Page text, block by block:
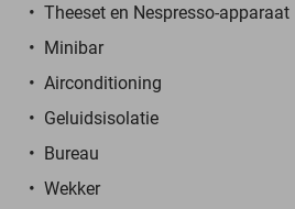
Theeset en Nespresso-apparaat
Minibar
Airconditioning
Geluidsisolatie
Bureau
Wekker